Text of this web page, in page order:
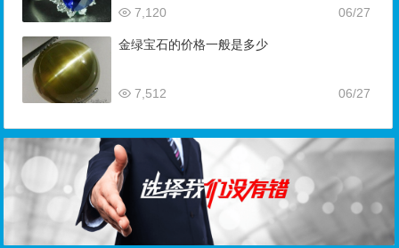
06/27
7,120
金绿宝石的价格一般是多少
06/27
7,512